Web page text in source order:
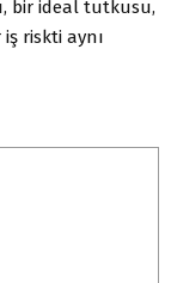
bir ideal tutkusu,
riskti aynı